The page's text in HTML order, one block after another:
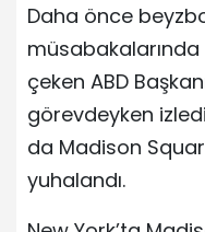
Daha önce
çeken ABD
görevdeyken
da Madison
yuhalandı.